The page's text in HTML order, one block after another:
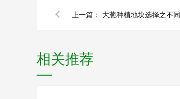
上一篇： 大葱种植地块选择之不
相关推荐